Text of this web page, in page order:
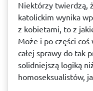
Niektórzy twierdzą,
katolickim wynika
z kobietami, to z
Może i po części
całej sprawy do tak
solidniejszą logiką
homoseksualistów,